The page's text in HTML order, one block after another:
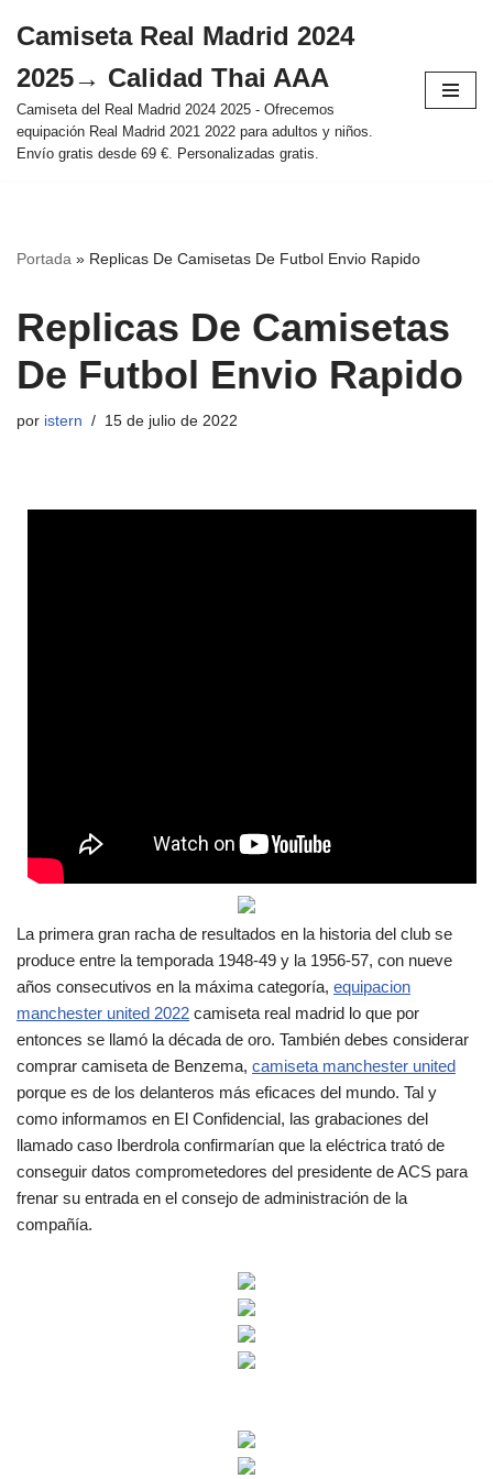
al
contenido
Camiseta Real Madrid 2024
2025→ Calidad Thai AAA
Camiseta del Real Madrid 2024 2025 - Ofrecemos
equipación Real Madrid 2021 2022 para adultos y niños.
Envío gratis desde 69 €. Personalizadas gratis.
Portada » Replicas De Camisetas De Futbol Envio Rapido
Replicas De Camisetas
De Futbol Envio Rapido
por istern 15 de julio de 2022
La primera gran racha de resultados en la historia del club se
produce entre la temporada 1948-49 y la 1956-57, con nueve
años consecutivos en la máxima categoría, equipacion
manchester united 2022 camiseta real madrid lo que por
entonces se llamó la década de oro. También debes considerar
comprar camiseta de Benzema, camiseta manchester united
porque es de los delanteros más eficaces del mundo. Tal y
como informamos en El Confidencial, las grabaciones del
llamado caso Iberdrola confirmarían que la eléctrica trató de
conseguir datos comprometedores del presidente de ACS para
frenar su entrada en el consejo de administración de la
compañía.